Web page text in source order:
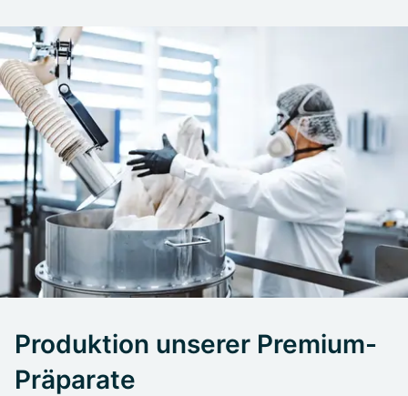
Produktion unserer Premium-
Präparate